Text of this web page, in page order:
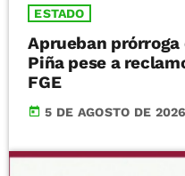
ESTADO
Aprueban
Piña pese a
FGE
today 5 DE AGOSTO DE 2026